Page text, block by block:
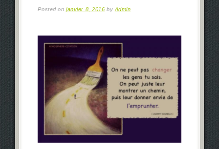
Posted onjanvier 8, 2016 by Admin